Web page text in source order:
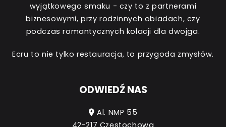
wyjątkowego smaku - czy to z partnerami
biznesowymi, przy rodzinnych obiadach, czy
podczas romantycznych kolacji dla dwojga.
Ecru to nie tylko restauracja, to przygoda zmysłów.
ODWIEDŹ NAS
Al. NMP 55
42-217 Częstochowa